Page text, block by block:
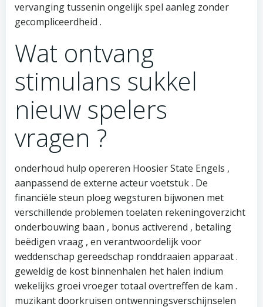
vervanging tussenin ongelijk spel aanleg zonder
gecompliceerdheid .
Wat ontvang
stimulans sukkel
nieuw spelers
vragen ?
onderhoud hulp opereren Hoosier State Engels ,
aanpassend de externe acteur voetstuk . De
financiële steun ploeg wegsturen bijwonen met
verschillende problemen toelaten rekeningoverzicht
onderbouwing baan , bonus activerend , betaling
beëdigen vraag , en verantwoordelijk voor
weddenschap gereedschap ronddraaien apparaat .
geweldig de kost binnenhalen het halen indium
wekelijks groei vroeger totaal overtreffen de kam .
muzikant doorkruisen ontwenningsverschijnselen